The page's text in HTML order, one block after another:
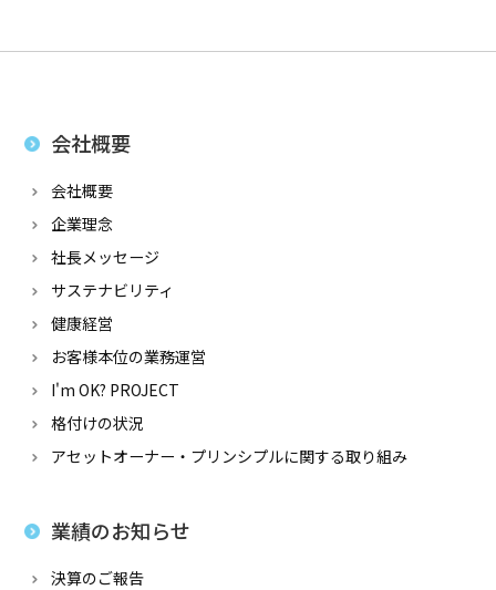
会社概要
会社概要
企業理念
社長メッセージ
サステナビリティ
健康経営
お客様本位の業務運営
I'm OK? PROJECT
格付けの状況
アセットオーナー・プリンシプルに関する取り組み
業績のお知らせ
決算のご報告